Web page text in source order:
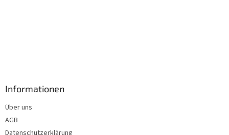
Informationen
Über uns
AGB
Datenschutzerklärung